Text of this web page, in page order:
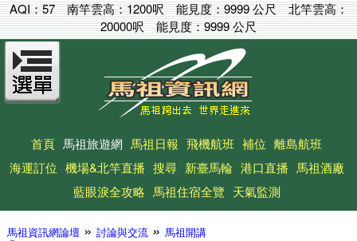
AQI：57 南竿雲高：1200呎能見度：9999 公尺北竿雲高：
20000呎能見度：9999 公尺
首頁 馬祖旅遊網 馬祖日報 飛機航班 補位 離島航班
海運訂位 機場&北竿直播 搜尋 新臺馬輪 港口直播 馬祖酒廠
藍眼淚全攻略 馬祖住宿全覽 天氣監測
馬祖資訊網論壇» 討論與交流» 馬祖開講